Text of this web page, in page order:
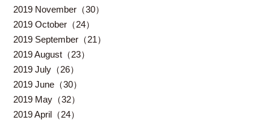
2019 November（30）
2019 October（24）
2019 September（21）
2019 August（23）
2019 July（26）
2019 June（30）
2019 May（32）
2019 April（24）